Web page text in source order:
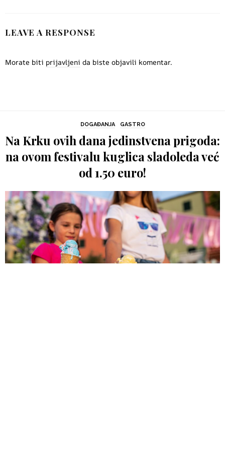
LEAVE A RESPONSE
Morate biti prijavljeni da biste objavili komentar.
DOGAĐANJA GASTRO
Na Krku ovih dana jedinstvena prigoda:
na ovom festivalu kuglica sladoleda već
od 1.50 euro!